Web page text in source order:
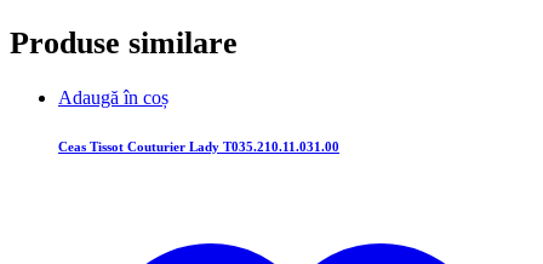
Produse similare
Adaugă în coș
Ceas Tissot Couturier Lady T035.210.11.031.00